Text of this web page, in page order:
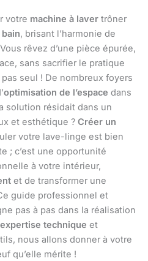
votre machine à laver trôner
, brisant l’harmonie de
rêvez d’une pièce épurée,
sans sacrifier le pratique
seul ! De nombreux foyers
optimisation de l’espace dans
solution résidait dans un
et esthétique ? Créer un
votre lave-linge est bien
; c’est une opportunité
à votre intérieur,
et de transformer une
guide professionnel et
pas à pas dans la réalisation
expertise technique et
nous allons donner à votre
qu’elle mérite !